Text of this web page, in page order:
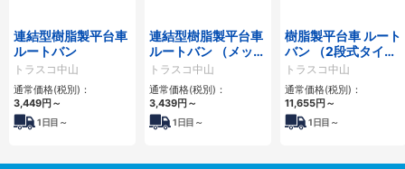
連結型樹脂製平台車
ルートバン
トラスコ中山
通常価格(税別)：
3,449円 ～
1 日目～
連結型樹脂製平台車
ルートバン （メッシ
ュタイプ）
トラスコ中山
通常価格(税別)：
3,439円 ～
1 日目～
樹脂製平台車 ルート
バン （2段式タイ
プ）
トラスコ中山
通常価格(税別)：
11,655円 ～
1 日目～